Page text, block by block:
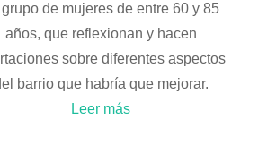
de mujeres de entre 60 y 85
años, que reflexionan y hacen
sobre diferentes aspectos
barrio que habría que mejorar.
Leer más